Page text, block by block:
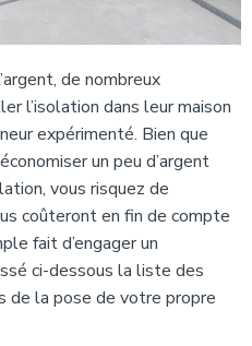
de nombreux
l’isolation dans leur maison
expérimenté. Bien que
un peu d’argent
vous risquez de
coûteront en fin de compte
fait d’engager un
ci-dessous la liste des
de la pose de votre propre